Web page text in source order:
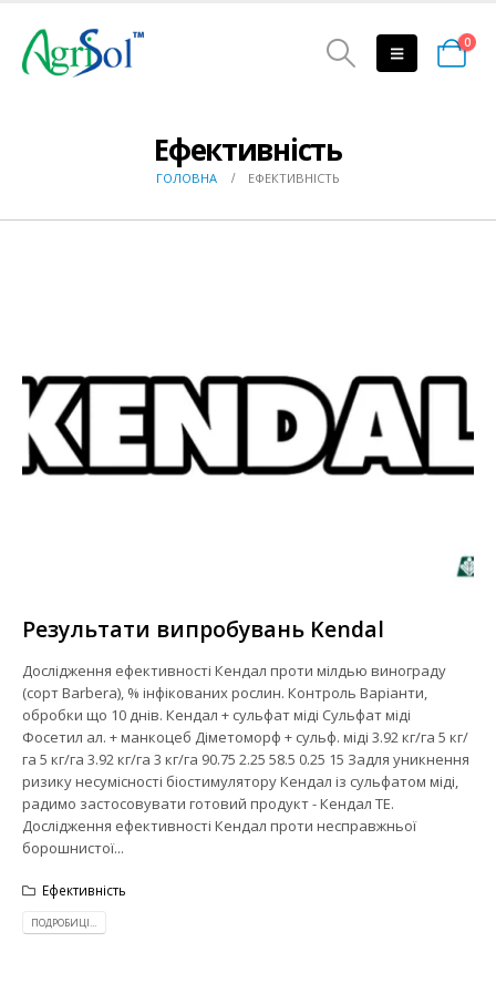
0
Ефективність
ГОЛОВНА ЕФЕКТИВНІСТЬ
Результати випробувань Kendal
Дослідження ефективності Кендал проти мілдью винограду
(сорт Barbera), % інфікованих рослин. Контроль Варіанти,
обробки що 10 днів. Кендал + сульфат міді Сульфат міді
Фосетил ал. + манкоцеб Діметоморф + сульф. міді 3.92 кг/га 5 кг/
га 5 кг/га 3.92 кг/га 3 кг/га 90.75 2.25 58.5 0.25 15 Задля уникнення
ризику несумісності біостимулятору Кендал із сульфатом міді,
радимо застосовувати готовий продукт - Кендал ТЕ.
Дослідження ефективності Кендал проти несправжньої
борошнистої...
Ефективність
ПОДРОБИЦІ...